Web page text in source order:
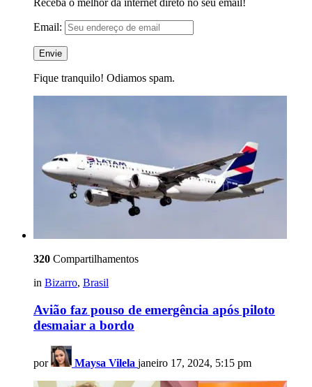
Receba o melhor da internet direto no seu email!
Email:
Fique tranquilo! Odiamos spam.
320 Compartilhamentos
in Bizarro, Brasil
Avião faz pouso de emergência após piloto
desmaiar a bordo
por Maysa Vilela janeiro 17, 2024, 5:15 pm